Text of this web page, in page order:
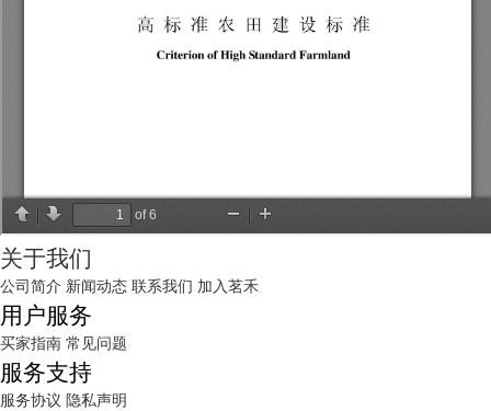
关于我们
公司简介 新闻动态 联系我们 加入茗禾
用户服务
买家指南 常见问题
服务支持
服务协议 隐私声明